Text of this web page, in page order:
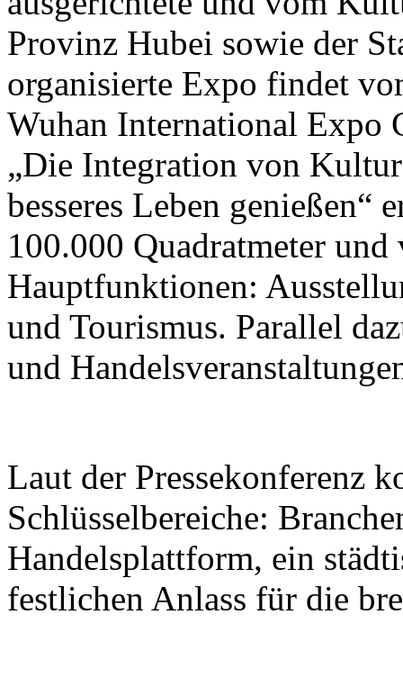
Provinz Hubei sowie der
organisierte Expo findet
Wuhan International Expo
„Die Integration von
besseres Leben genießen“
100.000 Quadratmeter
Hauptfunktionen:
und Tourismus. Parallel
und
Laut der Pressekonferenz
Schlüsselbereiche:
Handelsplattform, ein
festlichen Anlass für die